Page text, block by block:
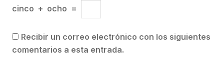
cinco + ocho =
Recibir un correo electrónico con los siguientes
comentarios a esta entrada.